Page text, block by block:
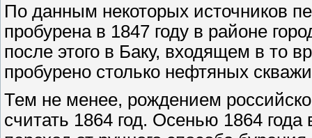
По данным некоторых источников
пробурена в 1847 году в районе
после этого в Баку, входящем в то
пробурено столько нефтяных
Тем не менее, рождением
считать 1864 год. Осенью 1864